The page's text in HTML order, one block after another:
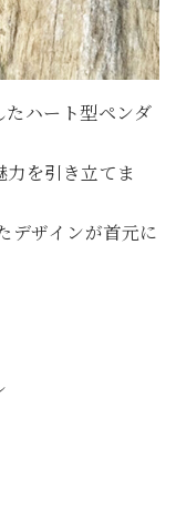
ハート型ペンダ
を引き立てま
デザインが首元に